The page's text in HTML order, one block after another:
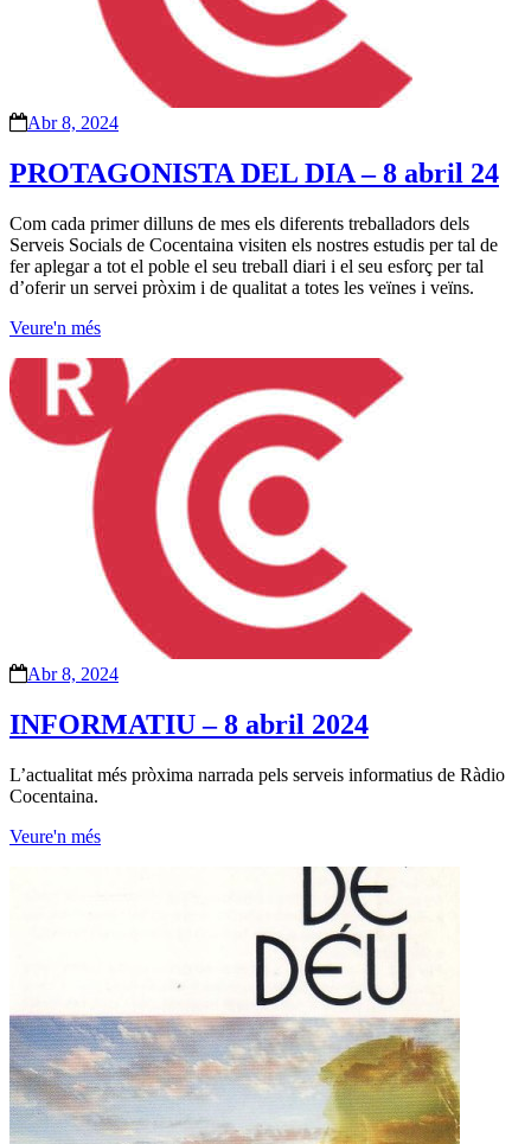
Abr 8, 2024
PROTAGONISTA DEL DIA – 8 abril 24
Com cada primer dilluns de mes els diferents treballadors dels
Serveis Socials de Cocentaina visiten els nostres estudis per tal de
fer aplegar a tot el poble el seu treball diari i el seu esforç per tal
d’oferir un servei pròxim i de qualitat a totes les veïnes i veïns.
Veure'n més
Abr 8, 2024
INFORMATIU – 8 abril 2024
L’actualitat més pròxima narrada pels serveis informatius de Ràdio
Cocentaina.
Veure'n més